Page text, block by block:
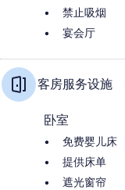
禁止吸烟
宴会厅
客房服务设施
卧室
免费婴儿床
提供床单
遮光窗帘